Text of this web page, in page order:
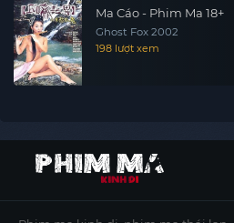
Ma Cáo - Phim Ma 18+
Ghost Fox 2002
198 lượt xem